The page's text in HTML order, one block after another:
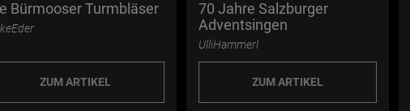
Bürmooser Turmbläser
ZUM ARTIKEL
70 Jahre Salzburger
Adventsingen
UlliHammerl
ZUM ARTIKEL